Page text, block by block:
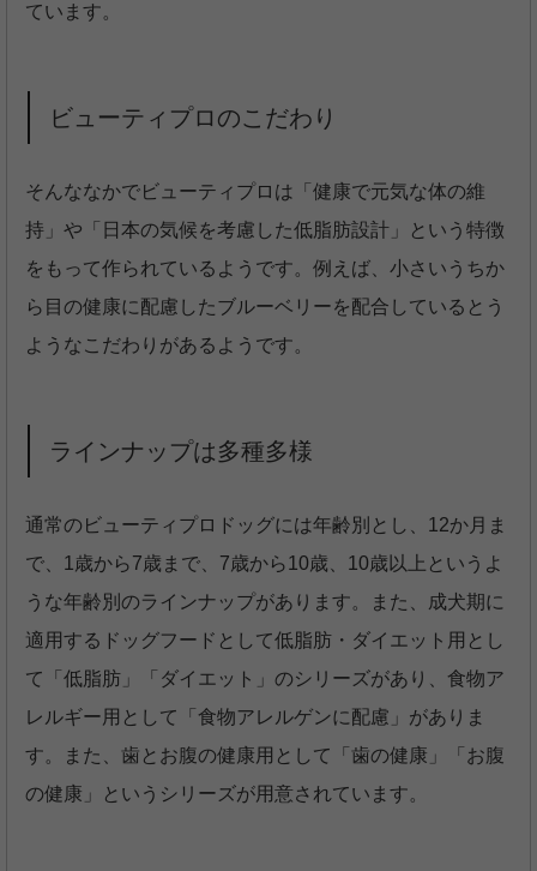
ています。
ビューティプロのこだわり
そんななかでビューティプロは「健康で元気な体の維
持」や「日本の気候を考慮した低脂肪設計」という特徴
をもって作られているようです。例えば、小さいうちか
ら目の健康に配慮したブルーベリーを配合しているとう
ようなこだわりがあるようです。
ラインナップは多種多様
通常のビューティプロドッグには年齢別とし、12か月ま
で、1歳から7歳まで、7歳から10歳、10歳以上というよ
うな年齢別のラインナップがあります。また、成犬期に
適用するドッグフードとして低脂肪・ダイエット用とし
て「低脂肪」「ダイエット」のシリーズがあり、食物ア
レルギー用として「食物アレルゲンに配慮」がありま
す。また、歯とお腹の健康用として「歯の健康」「お腹
の健康」というシリーズが用意されています。